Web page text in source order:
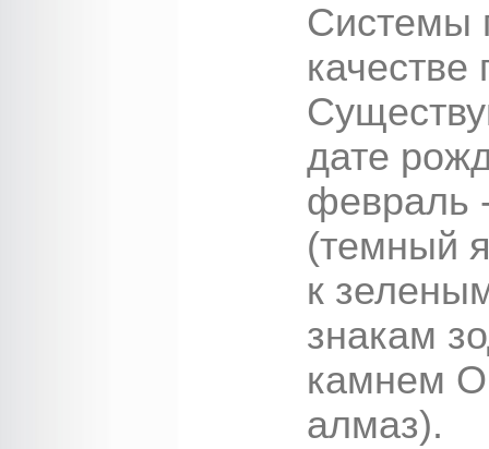
Системы
дате
февраль
(темный
к
знакам
камнем
алмаз).